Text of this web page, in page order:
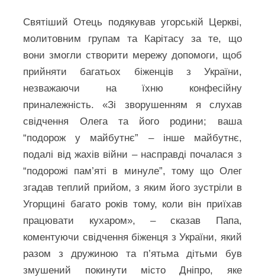
Святіший Отець подякував угорській Церкві,
молитовним групам та Карітасу за те, що
вони змогли створити мережу допомоги, щоб
прийняти багатьох біженців з України,
незважаючи на їхню конфесійну
приналежність. «Зі зворушенням я слухав
свідчення Олега та його родини; ваша
“подорож у майбутнє” – інше майбутнє,
подалі від жахів війни – насправді почалася з
“подорожі пам’яті в минуле”, тому що Олег
згадав теплий прийом, з яким його зустріли в
Угорщині багато років тому, коли він приїхав
працювати кухаром», – сказав Папа,
коментуючи свідчення біженця з України, який
разом з дружиною та п’ятьма дітьми був
змушений покинути місто Дніпро, яке